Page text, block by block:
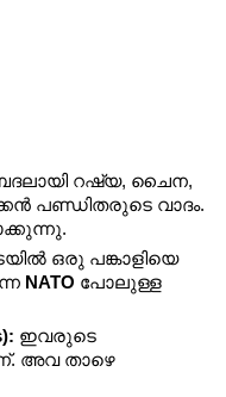
റഷ്യ, ചൈന,
പണ്ഡിതരുടെ വാദം.
ഒരു പങ്കാളിയെ
NATO പോലുള്ള
ഇവരുടെ
അവ താഴെ